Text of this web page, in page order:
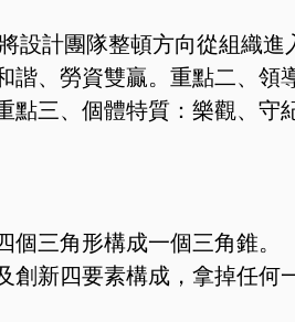
設計團隊整頓方向從組織進
諧、勞資雙贏。重點二、領
點三、個體特質：樂觀、守
三角形構成一個三角錐。
創新四要素構成，拿掉任何